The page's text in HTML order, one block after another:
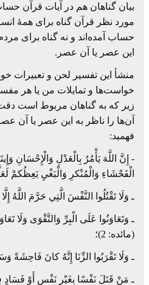
بیان گناهان هم در آیات قرآن
‏مورد نظر قرآن گناه برای همۀ
حساب آمده‌اند و نه گناه برای
این عصر یا آن عصر.‏
‏منشأ این تفسیر لحن و تعبیرات
خواست‌ها و ‏تمایلات من یا هر
زیر که به گناهان مربوط است دقت
آن‌ها را ناظر به این عصر یا آن
‏فهمید:‏
‏- إِنَّ اللَّهَ يَأْمُرُ بِالْعَدْلِ وَالْإِحْسَانِ
الْفَحْشَاءِ وَالْمُنْکرِ وَالْبَغْيِ ‏يَعِظُکمْ
‏ـ وَلَا تَقْتُلُوا النَّفْسَ الَّتِي حَرَّمَ اللَّهُ إِلَّا
‏ـ وَتَعَاوَنُوا عَلَى الْبِرِّ وَالتَّقْوَى وَلَا
(مائده: 2)؛
‏ـ وَلَا تَقْرَبُوا الزِّنَا إِنَّهُ کانَ فَاحِشَةً
‏ـ مَنْ قَتَلَ نَفْسًا بِغَيْرِ نَفْسٍ أَوْ فَسَادٍ